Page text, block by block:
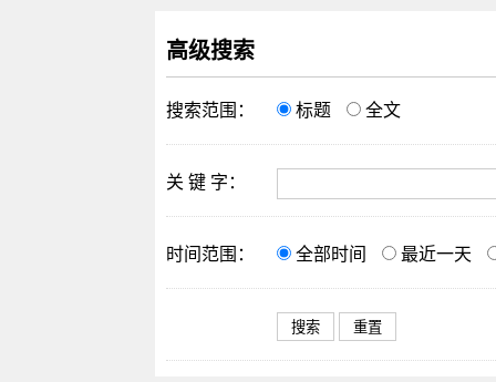
高级搜索
搜索范围： 标题 全文
关 键 字：
时间范围： 全部时间 最近一天